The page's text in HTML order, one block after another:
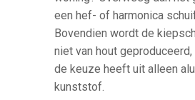
een hef- of harmonica
Bovendien wordt de
niet van hout geproduceerd,
de keuze heeft uit alleen
kunststof.